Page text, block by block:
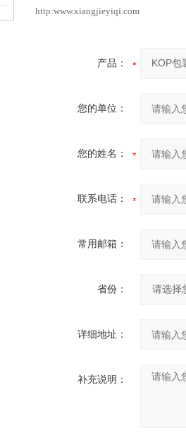
http:www.xiangjieyiqi.com
产品：
您的单位：
您的姓名：
联系电话：
常用邮箱：
省份：
详细地址：
补充说明：